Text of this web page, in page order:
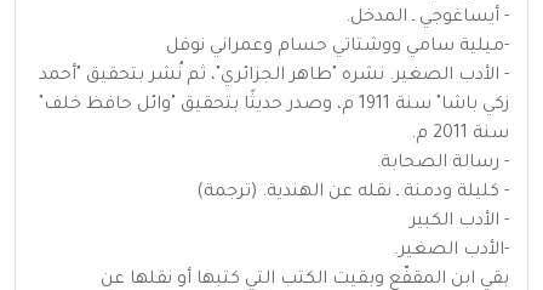
- أيساغوجي ـ المدخل.
-ميلية سامي ووشتاتي حسام وعمراني نوفل
- الأدب الصغير. نشره "طاهر الجزائري"، ثم نُشر بتحقيق "أحمد
زكي باشا" سنة 1911 م، وصدر حديثًا بتحقيق "وائل حافظ خلف"
سنة 2011 م.
- رسالة الصحابة.
- كليلة ودمنة ـ نقله عن الهندية. (ترجمة)
- الأدب الكبير
-الأدب الصغير.
بقي ابن المقفّع وبقيت الكتب التي كتبها أو نقلها عن